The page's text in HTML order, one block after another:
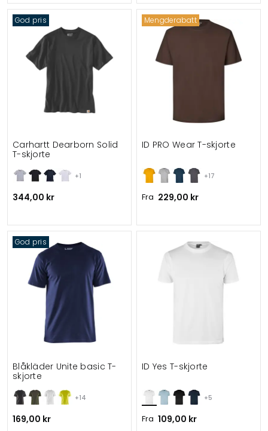
God pris
+1
Carhartt Dearborn Solid
T-skjorte
344,00 kr
Mengderabatt
+17
ID PRO Wear T-skjorte
Fra 229,00 kr
God pris
+14
Blåkläder Unite basic T-
skjorte
169,00 kr
+5
ID Yes T-skjorte
Fra 109,00 kr